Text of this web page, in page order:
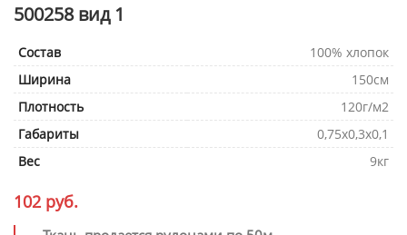
500258 вид 1
Состав
100% хлопок
Ширина
150см
Плотность
120г/м2
Габариты
0,75х0,3х0,1
Вес
9кг
102 руб.